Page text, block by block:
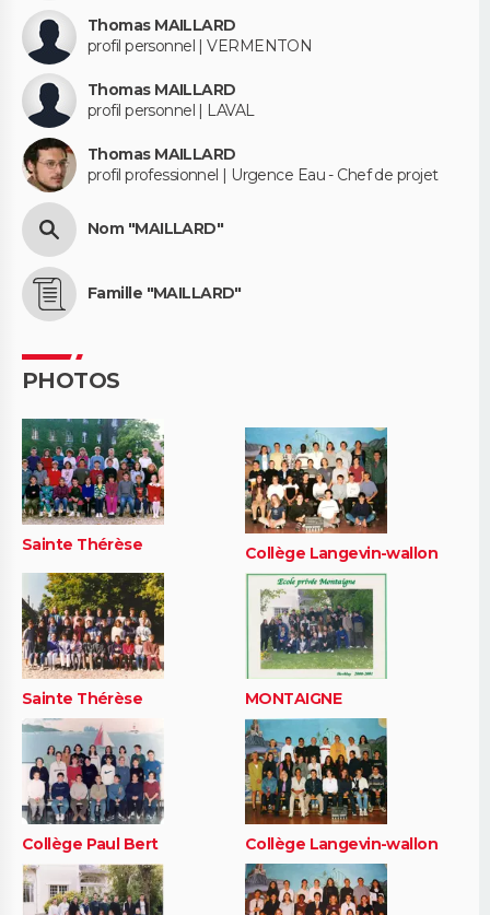
Thomas MAILLARD
profil personnel | VERMENTON
Thomas MAILLARD
profil personnel | LAVAL
Thomas MAILLARD
profil professionnel | Urgence Eau - Chef de projet
Nom "MAILLARD"
Famille "MAILLARD"
PHOTOS
Sainte Thérèse Collège Langevin-wallon
Sainte Thérèse MONTAIGNE
Collège Paul Bert Collège Langevin-wallon